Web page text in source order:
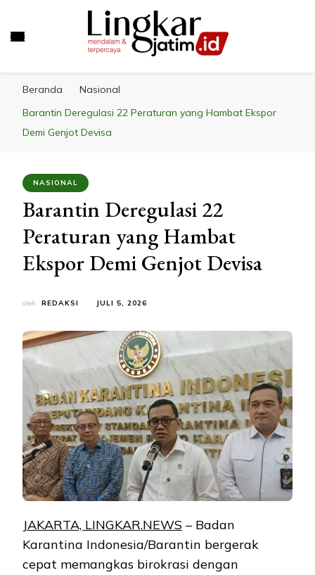
Beranda
Nasional
Barantin Deregulasi 22 Peraturan yang Hambat Ekspor
Demi Genjot Devisa
NASIONAL
Barantin Deregulasi 22
Peraturan yang Hambat
Ekspor Demi Genjot Devisa
oleh REDAKSI JULI 5, 2026
JAKARTA, LINGKAR.NEWS – Badan
Karantina Indonesia/Barantin bergerak
cepat memangkas birokrasi dengan